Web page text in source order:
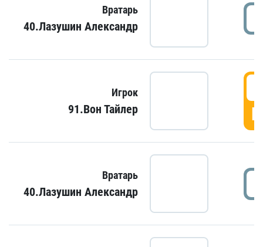
Вратарь
40.Лазушин Александр
Игрок
91.Вон Тайлер
Вратарь
40.Лазушин Александр